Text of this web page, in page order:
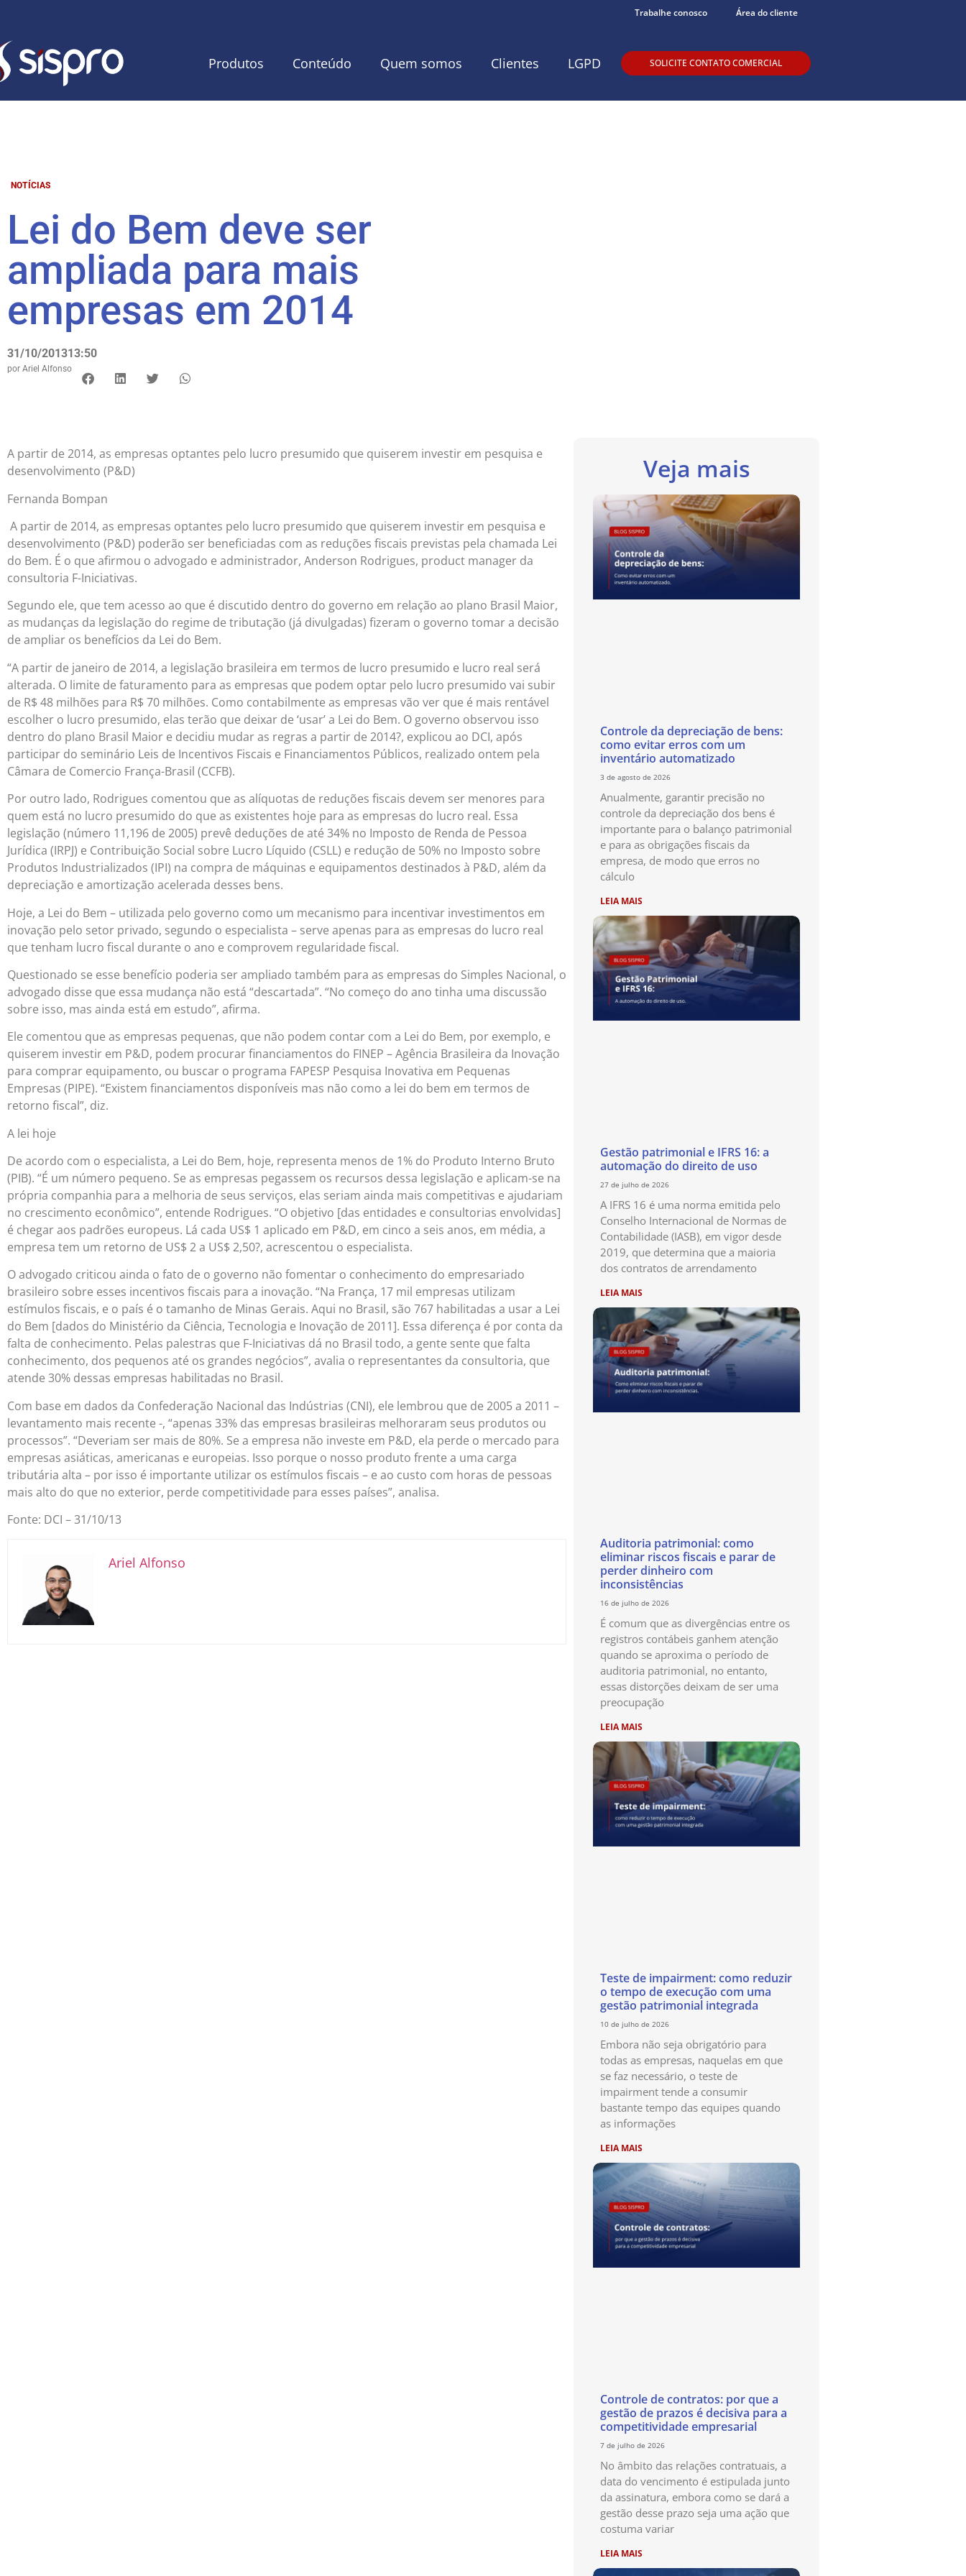
Trabalhe conosco Área do cliente
Produtos Conteúdo Quem somos Clientes LGPD SOLICITE CONTATO COMERCIAL
NOTÍCIAS
Lei do Bem deve ser
ampliada para mais
empresas em 2014
31/10/201313:50
por Ariel Alfonso
A partir de 2014, as empresas optantes pelo lucro presumido que quiserem investir em pesquisa e
desenvolvimento (P&D)
Fernanda Bompan
A partir de 2014, as empresas optantes pelo lucro presumido que quiserem investir em pesquisa e
desenvolvimento (P&D) poderão ser beneficiadas com as reduções fiscais previstas pela chamada Lei
do Bem. É o que afirmou o advogado e administrador, Anderson Rodrigues, product manager da
consultoria F-Iniciativas.
Segundo ele, que tem acesso ao que é discutido dentro do governo em relação ao plano Brasil Maior,
as mudanças da legislação do regime de tributação (já divulgadas) fizeram o governo tomar a decisão
de ampliar os benefícios da Lei do Bem.
“A partir de janeiro de 2014, a legislação brasileira em termos de lucro presumido e lucro real será
alterada. O limite de faturamento para as empresas que podem optar pelo lucro presumido vai subir
de R$ 48 milhões para R$ 70 milhões. Como contabilmente as empresas vão ver que é mais rentável
escolher o lucro presumido, elas terão que deixar de ‘usar’ a Lei do Bem. O governo observou isso
dentro do plano Brasil Maior e decidiu mudar as regras a partir de 2014?, explicou ao DCI, após
participar do seminário Leis de Incentivos Fiscais e Financiamentos Públicos, realizado ontem pela
Câmara de Comercio França-Brasil (CCFB).
Por outro lado, Rodrigues comentou que as alíquotas de reduções fiscais devem ser menores para
quem está no lucro presumido do que as existentes hoje para as empresas do lucro real. Essa
legislação (número 11,196 de 2005) prevê deduções de até 34% no Imposto de Renda de Pessoa
Jurídica (IRPJ) e Contribuição Social sobre Lucro Líquido (CSLL) e redução de 50% no Imposto sobre
Produtos Industrializados (IPI) na compra de máquinas e equipamentos destinados à P&D, além da
depreciação e amortização acelerada desses bens.
Hoje, a Lei do Bem – utilizada pelo governo como um mecanismo para incentivar investimentos em
inovação pelo setor privado, segundo o especialista – serve apenas para as empresas do lucro real
que tenham lucro fiscal durante o ano e comprovem regularidade fiscal.
Questionado se esse benefício poderia ser ampliado também para as empresas do Simples Nacional, o
advogado disse que essa mudança não está “descartada”. “No começo do ano tinha uma discussão
sobre isso, mas ainda está em estudo”, afirma.
Ele comentou que as empresas pequenas, que não podem contar com a Lei do Bem, por exemplo, e
quiserem investir em P&D, podem procurar financiamentos do FINEP – Agência Brasileira da Inovação
para comprar equipamento, ou buscar o programa FAPESP Pesquisa Inovativa em Pequenas
Empresas (PIPE). “Existem financiamentos disponíveis mas não como a lei do bem em termos de
retorno fiscal”, diz.
A lei hoje
De acordo com o especialista, a Lei do Bem, hoje, representa menos de 1% do Produto Interno Bruto
(PIB). “É um número pequeno. Se as empresas pegassem os recursos dessa legislação e aplicam-se na
própria companhia para a melhoria de seus serviços, elas seriam ainda mais competitivas e ajudariam
no crescimento econômico”, entende Rodrigues. “O objetivo [das entidades e consultorias envolvidas]
é chegar aos padrões europeus. Lá cada US$ 1 aplicado em P&D, em cinco a seis anos, em média, a
empresa tem um retorno de US$ 2 a US$ 2,50?, acrescentou o especialista.
O advogado criticou ainda o fato de o governo não fomentar o conhecimento do empresariado
brasileiro sobre esses incentivos fiscais para a inovação. “Na França, 17 mil empresas utilizam
estímulos fiscais, e o país é o tamanho de Minas Gerais. Aqui no Brasil, são 767 habilitadas a usar a Lei
do Bem [dados do Ministério da Ciência, Tecnologia e Inovação de 2011]. Essa diferença é por conta da
falta de conhecimento. Pelas palestras que F-Iniciativas dá no Brasil todo, a gente sente que falta
conhecimento, dos pequenos até os grandes negócios”, avalia o representantes da consultoria, que
atende 30% dessas empresas habilitadas no Brasil.
Com base em dados da Confederação Nacional das Indústrias (CNI), ele lembrou que de 2005 a 2011 –
levantamento mais recente -, “apenas 33% das empresas brasileiras melhoraram seus produtos ou
processos”. “Deveriam ser mais de 80%. Se a empresa não investe em P&D, ela perde o mercado para
empresas asiáticas, americanas e europeias. Isso porque o nosso produto frente a uma carga
tributária alta – por isso é importante utilizar os estímulos fiscais – e ao custo com horas de pessoas
mais alto do que no exterior, perde competitividade para esses países”, analisa.
Fonte: DCI – 31/10/13
Ariel Alfonso
Veja mais
Controle da depreciação de bens:
como evitar erros com um
inventário automatizado
3 de agosto de 2026
Anualmente, garantir precisão no
controle da depreciação dos bens é
importante para o balanço patrimonial
e para as obrigações fiscais da
empresa, de modo que erros no
cálculo
LEIA MAIS
Gestão patrimonial e IFRS 16: a
automação do direito de uso
27 de julho de 2026
A IFRS 16 é uma norma emitida pelo
Conselho Internacional de Normas de
Contabilidade (IASB), em vigor desde
2019, que determina que a maioria
dos contratos de arrendamento
LEIA MAIS
Auditoria patrimonial: como
eliminar riscos fiscais e parar de
perder dinheiro com
inconsistências
16 de julho de 2026
É comum que as divergências entre os
registros contábeis ganhem atenção
quando se aproxima o período de
auditoria patrimonial, no entanto,
essas distorções deixam de ser uma
preocupação
LEIA MAIS
Teste de impairment: como reduzir
o tempo de execução com uma
gestão patrimonial integrada
10 de julho de 2026
Embora não seja obrigatório para
todas as empresas, naquelas em que
se faz necessário, o teste de
impairment tende a consumir
bastante tempo das equipes quando
as informações
LEIA MAIS
Controle de contratos: por que a
gestão de prazos é decisiva para a
competitividade empresarial
7 de julho de 2026
No âmbito das relações contratuais, a
data do vencimento é estipulada junto
da assinatura, embora como se dará a
gestão desse prazo seja uma ação que
costuma variar
LEIA MAIS